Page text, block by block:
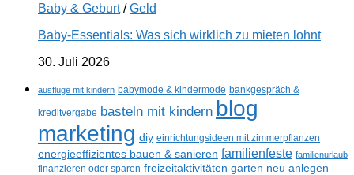
Baby & Geburt/Geld
Baby-Essentials: Was sich wirklich zu mieten lohnt
30. Juli 2026
ausflüge mit kindern babymode & kindermode bankgespräch &
kreditvergabe basteln mit kindern blog
marketing diy einrichtungsideen mit zimmerpflanzen
energieeffizientes bauen & sanieren familienfeste familienurlaub
finanzieren oder sparen freizeitaktivitäten garten neu anlegen